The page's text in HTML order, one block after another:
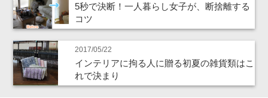
5秒で決断！一人暮らし女子が、断捨離する
コツ
2017/05/22
インテリアに拘る人に贈る初夏の雑貨類はこ
れで決まり